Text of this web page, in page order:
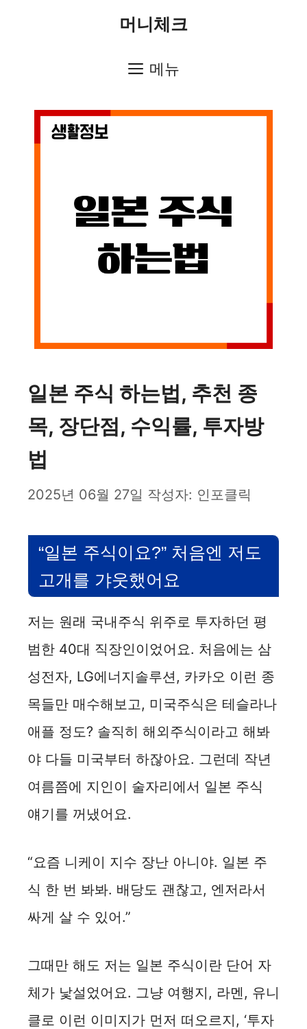
머니체크
메뉴
일본 주식 하는법, 추천 종
목, 장단점, 수익률, 투자방
법
2025년 06월 27일 작성자: 인포클릭
“일본 주식이요?” 처음엔 저도
고개를 갸웃했어요
저는 원래 국내주식 위주로 투자하던 평
범한 40대 직장인이었어요. 처음에는 삼
성전자, LG에너지솔루션, 카카오 이런 종
목들만 매수해보고, 미국주식은 테슬라나
애플 정도? 솔직히 해외주식이라고 해봐
야 다들 미국부터 하잖아요. 그런데 작년
여름쯤에 지인이 술자리에서 일본 주식
얘기를 꺼냈어요.
“요즘 니케이 지수 장난 아니야. 일본 주
식 한 번 봐봐. 배당도 괜찮고, 엔저라서
싸게 살 수 있어.”
그때만 해도 저는 일본 주식이란 단어 자
체가 낯설었어요. 그냥 여행지, 라멘, 유니
클로 이런 이미지가 먼저 떠오르지, ‘투자